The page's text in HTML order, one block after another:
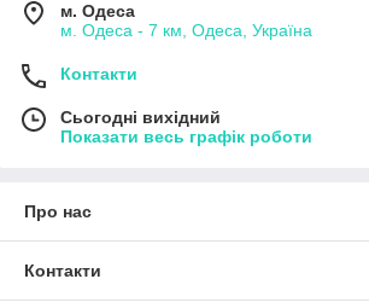
м. Одеса
м. Одеса - 7 км, Одеса, Україна
Контакти
Сьогодні вихідний
Показати весь графік роботи
Про нас
Контакти